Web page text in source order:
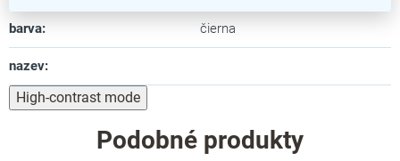
barva: čierna
nazev:
High-contrast mode
Podobné produkty